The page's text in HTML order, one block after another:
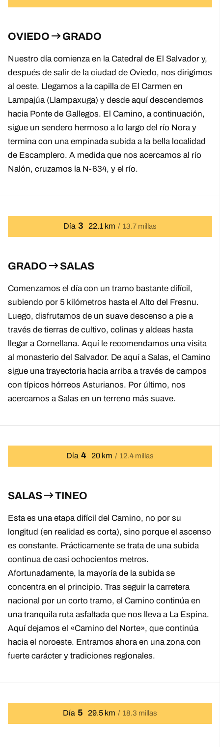
OVIEDO GRADO
Nuestro día comienza en la Catedral de El Salvador y,
después de salir de la ciudad de Oviedo, nos dirigimos
al oeste. Llegamos a la capilla de El Carmen en
Lampajúa (Llampaxuga) y desde aquí descendemos
hacia Ponte de Gallegos. El Camino, a continuación,
sigue un sendero hermoso a lo largo del río Nora y
termina con una empinada subida a la bella localidad
de Escamplero. A medida que nos acercamos al río
Nalón, cruzamos la N-634, y el río.
Día 3 22.1 km 13.7 millas
GRADO SALAS
Comenzamos el día con un tramo bastante difícil,
subiendo por 5 kilómetros hasta el Alto del Fresnu.
Luego, disfrutamos de un suave descenso a pie a
través de tierras de cultivo, colinas y aldeas hasta
llegar a Cornellana. Aquí le recomendamos una visita
al monasterio del Salvador. De aquí a Salas, el Camino
sigue una trayectoria hacia arriba a través de campos
con típicos hórreos Asturianos. Por último, nos
acercamos a Salas en un terreno más suave.
Día 4 20 km 12.4 millas
SALAS TINEO
Esta es una etapa difícil del Camino, no por su
longitud (en realidad es corta), sino porque el ascenso
es constante. Prácticamente se trata de una subida
continua de casi ochocientos metros.
Afortunadamente, la mayoría de la subida se
concentra en el principio. Tras seguir la carretera
nacional por un corto tramo, el Camino continúa en
una tranquila ruta asfaltada que nos lleva a La Espina.
Aquí dejamos el «Camino del Norte», que continúa
hacia el noroeste. Entramos ahora en una zona con
fuerte carácter y tradiciones regionales.
Día 5 29.5 km 18.3 millas